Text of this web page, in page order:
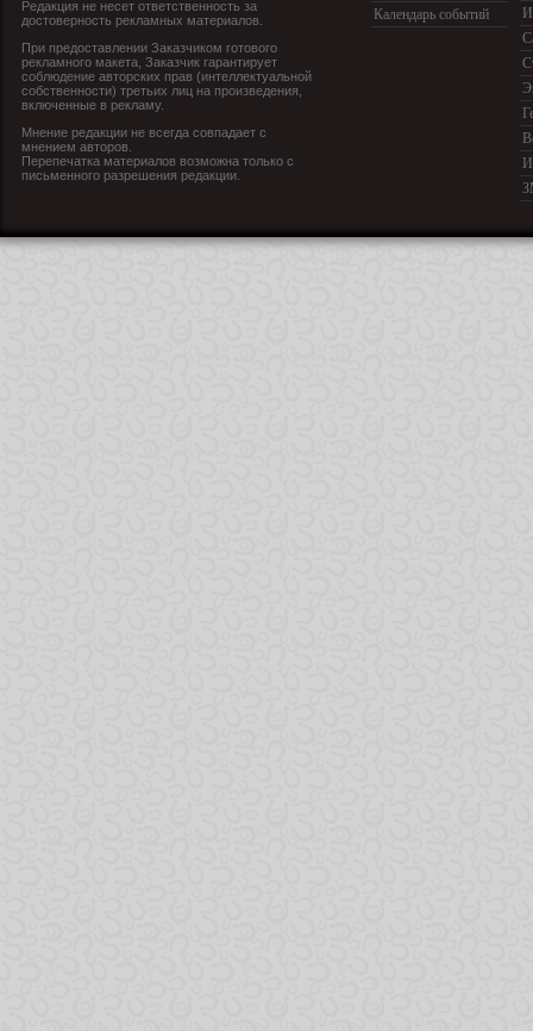
Редакция не несет ответственность за
достоверность рекламных материалов.
При предоставлении Заказчиком готового
рекламного макета, Заказчик гарантирует
соблюдение авторских прав (интеллектуальной
собственности) третьих лиц на произведения,
включенные в рекламу.
Мнение редакции не всегда совпадает с
мнением авторов.
Перепечатка материалов возможна только с
письменного разрешения редакции.
Календарь событий